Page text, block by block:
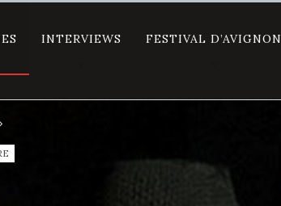
INTERVIEWS FESTIVAL D’AVIGNON